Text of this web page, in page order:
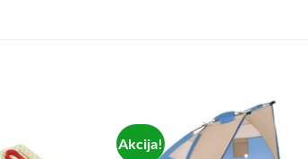
Akcija!